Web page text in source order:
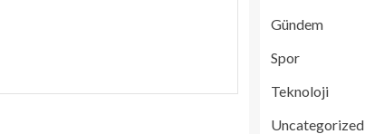
Gündem
Spor
Teknoloji
Uncategorized